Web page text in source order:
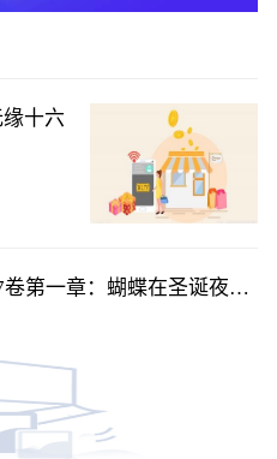
十六
第一章：蝴蝶在圣诞夜展